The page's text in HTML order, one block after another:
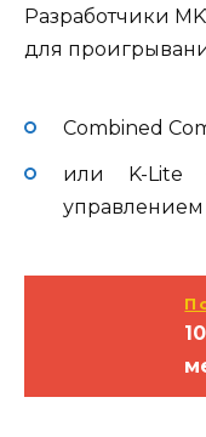
Разработчики
для
Combined
или K-Lite
управлением